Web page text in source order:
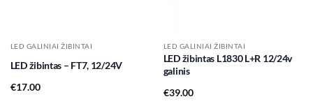
LED GALINIAI ŽIBINTAI
LED žibintas – FT7, 12/24V
€17.00
LED GALINIAI ŽIBINTAI
LED žibintas L1830 L+R 12/24v
galinis
€39.00